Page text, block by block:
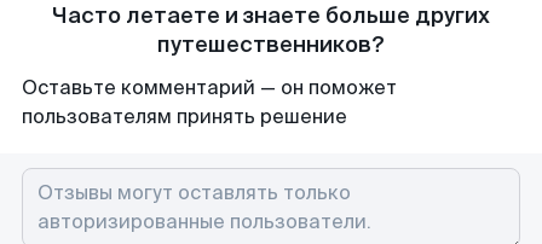
Часто летаете и знаете больше других
путешественников?
Оставьте комментарий — он поможет
пользователям принять решение